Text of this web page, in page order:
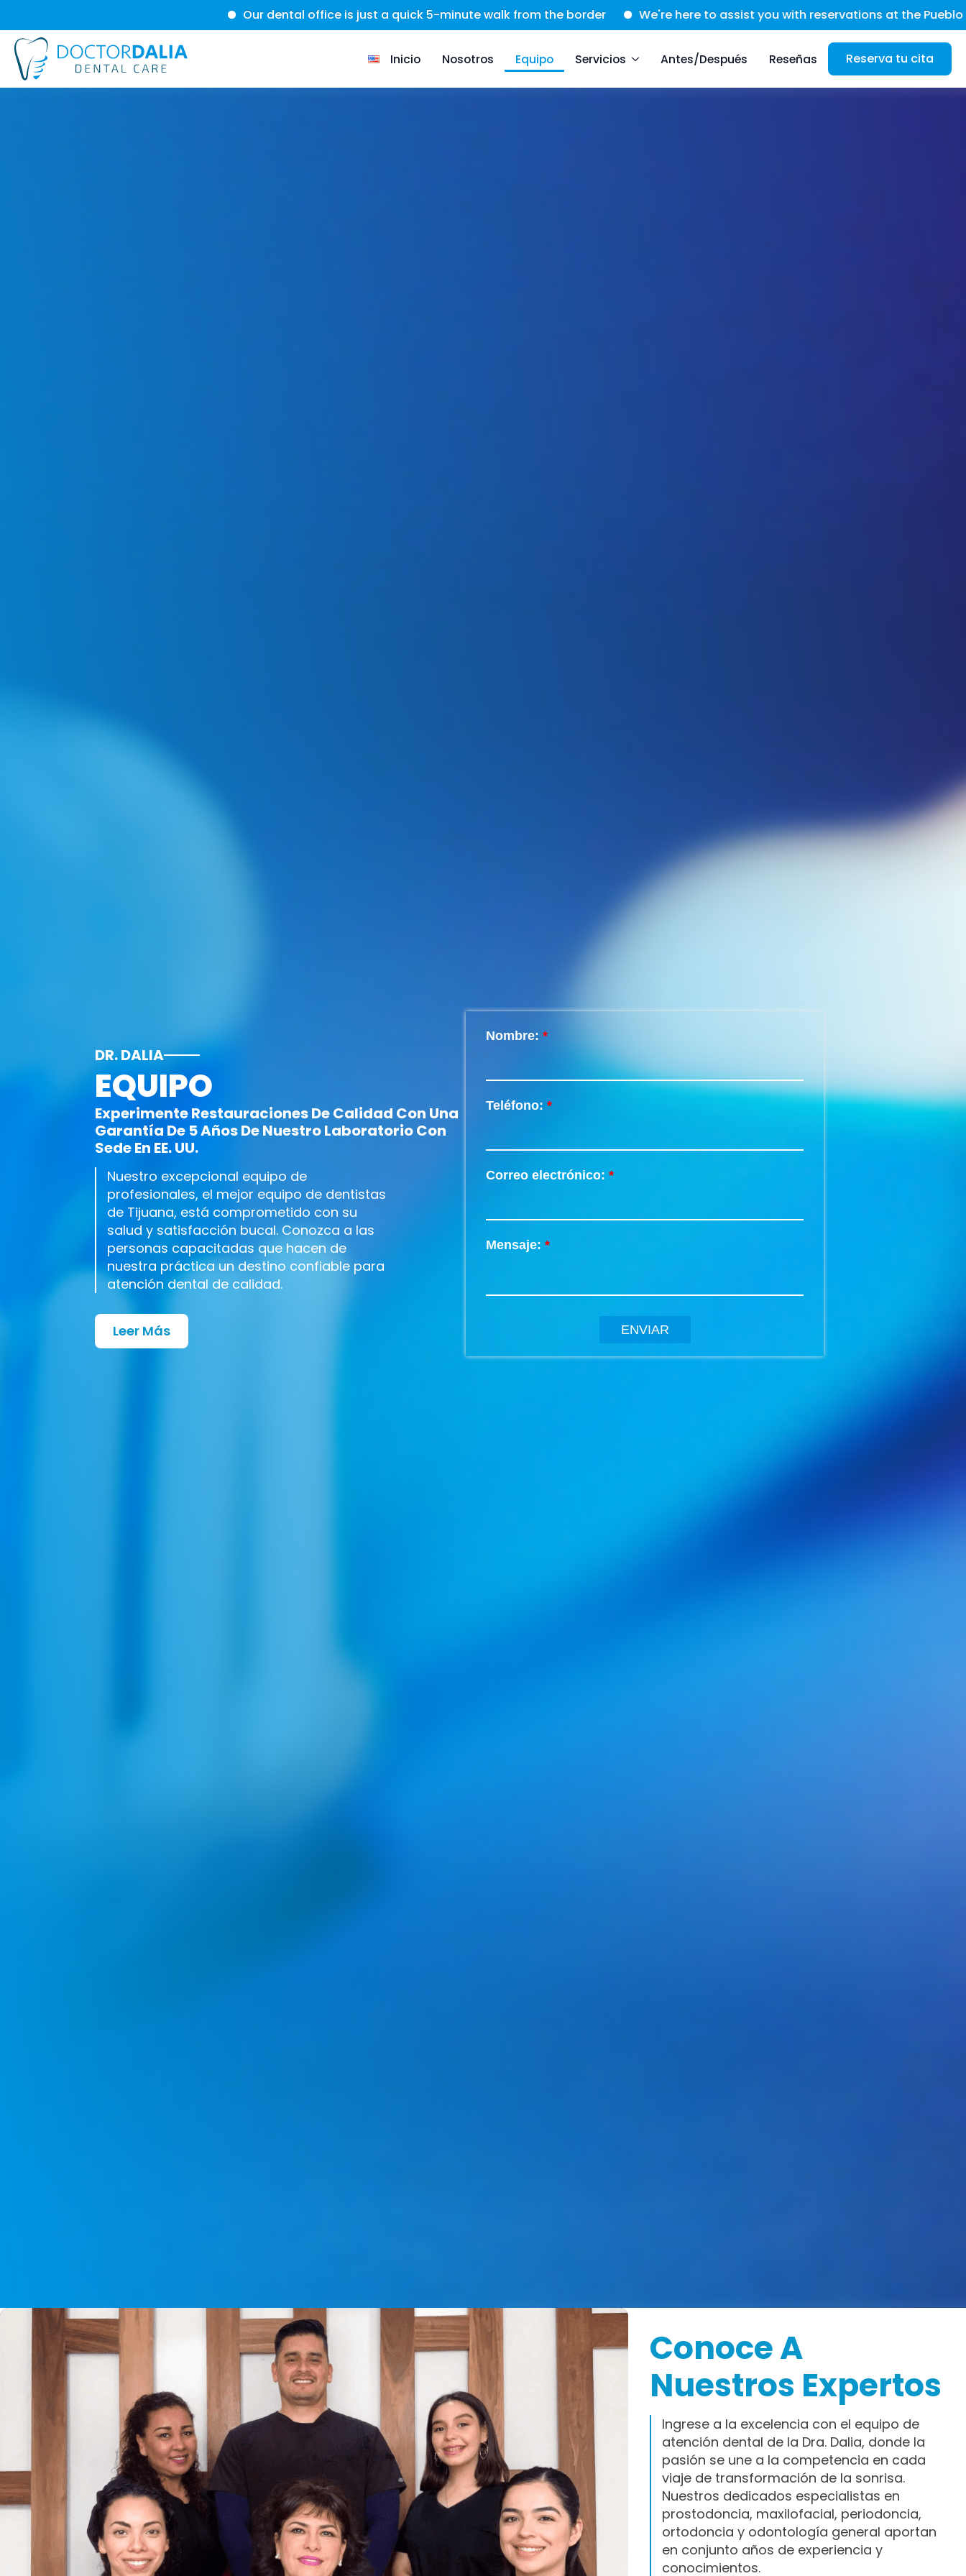
Our dental office is just a quick 5-minute walk from the border We're here to assist you with reservations at the Pueblo Amigo hotel, located in
Inicio Nosotros Equipo Servicios Antes/Después Reseñas Reserva tu cita
DR. DALIA
EQUIPO
Experimente Restauraciones De Calidad Con Una
Garantía De 5 Años De Nuestro Laboratorio Con
Sede En EE. UU.
Nuestro excepcional equipo de
profesionales, el mejor equipo de dentistas
de Tijuana, está comprometido con su
salud y satisfacción bucal. Conozca a las
personas capacitadas que hacen de
nuestra práctica un destino confiable para
atención dental de calidad.
Leer Más
Conoce A
Nuestros Expertos
Ingrese a la excelencia con el equipo de
atención dental de la Dra. Dalia, donde la
pasión se une a la competencia en cada
viaje de transformación de la sonrisa.
Nuestros dedicados especialistas en
prostodoncia, maxilofacial, periodoncia,
ortodoncia y odontología general aportan
en conjunto años de experiencia y
conocimientos.